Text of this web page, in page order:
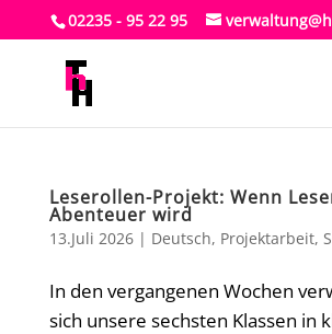
02235 - 95 22 95
Leserollen-Projekt: Wenn
Abenteuer wird
13.Juli 2026| Deutsch, Projektarbeit,
In den vergangenen Wochen
sich unsere sechsten Klassen in